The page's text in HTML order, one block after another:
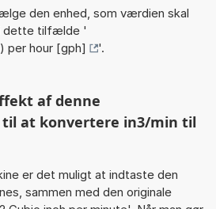
den enhed, som værdien skal
dette tilfælde '
per hour [gph]
'.
af denne
til at konvertere in3/min til
er det muligt at indtaste den
sammen med den originale